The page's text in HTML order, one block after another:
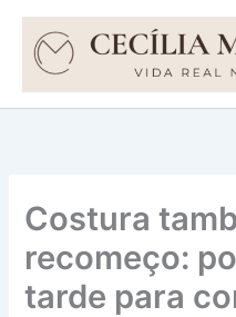
conteúdo
Costura
recomeço:
tarde para